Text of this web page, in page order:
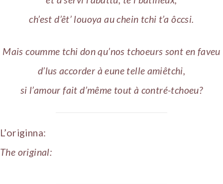
ch’est d’êt’ louoya au chein tchi t’a ôccsi.
Mais coumme tchi don qu’nos tchoeurs sont en faveu
d’lus accorder à eune telle amiêtchi,
si l’amour fait d’même tout à contré-tchoeu?
L’originna:
The original: